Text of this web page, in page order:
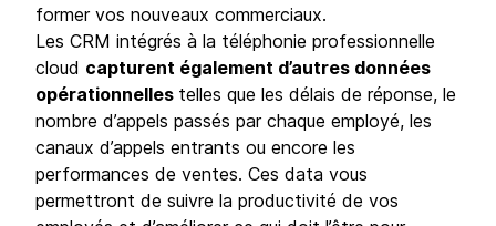
former vos nouveaux commerciaux.
Les CRM intégrés à la téléphonie professionnelle
cloud capturent également d’autres données
opérationnelles telles que les délais de réponse, le
nombre d’appels passés par chaque employé, les
canaux d’appels entrants ou encore les
performances de ventes. Ces data vous
permettront de suivre la productivité de vos